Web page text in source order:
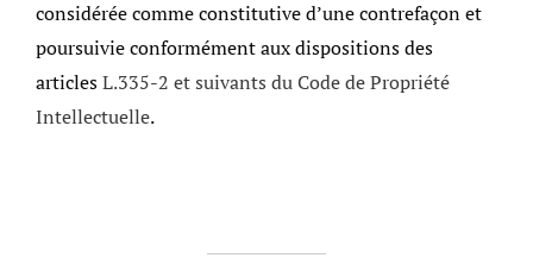
considérée comme constitutive d’une contrefaçon et
poursuivie conformément aux dispositions des
articlesL.335-2 et suivants du Code de Propriété
Intellectuelle.